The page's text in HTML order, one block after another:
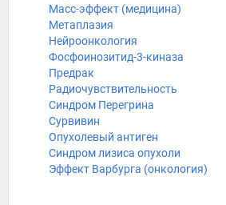
Масс-эффект (медицина)
Метаплазия
Нейроонкология
Фосфоинозитид-3-киназа
Предрак
Радиочувствительность
Синдром Перегрина
Сурвивин
Опухолевый антиген
Синдром лизиса опухоли
Эффект Варбурга (онкология)